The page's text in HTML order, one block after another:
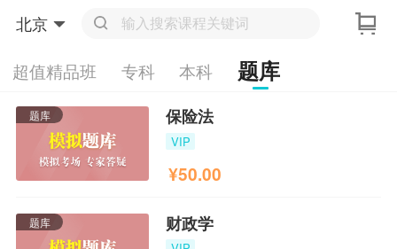
北京
超值精品班 专科 本科 题库
题库 保险法
VIP
¥50.00
题库 财政学